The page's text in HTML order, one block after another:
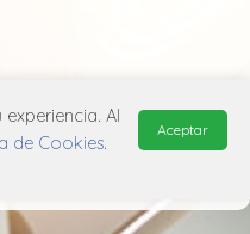
en el Vademecum
(ISBN: 9798281009201)
Al
de Cookies.
Aceptar